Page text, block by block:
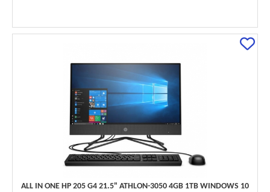
ALL IN ONE HP 205 G4 21.5" ATHLON-3050 4GB 1TB WINDOWS 10